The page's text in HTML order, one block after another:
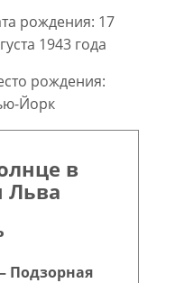
рождения: 17
1943 года
рождения:
Йорк
в
Льва
Подзорная